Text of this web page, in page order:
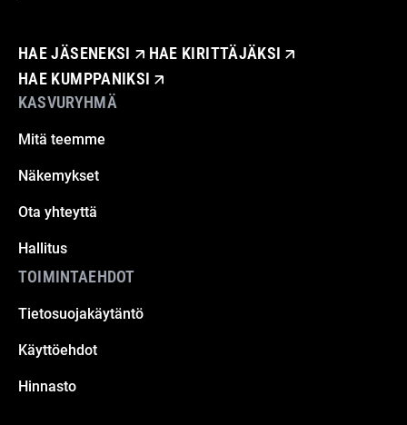
HAE JÄSENEKSI
HAE KIRITTÄJÄKSI
HAE KUMPPANIKSI
KASVURYHMÄ
Mitä teemme
Näkemykset
Ota yhteyttä
Hallitus
TOIMINTAEHDOT
Tietosuojakäytäntö
Käyttöehdot
Hinnasto